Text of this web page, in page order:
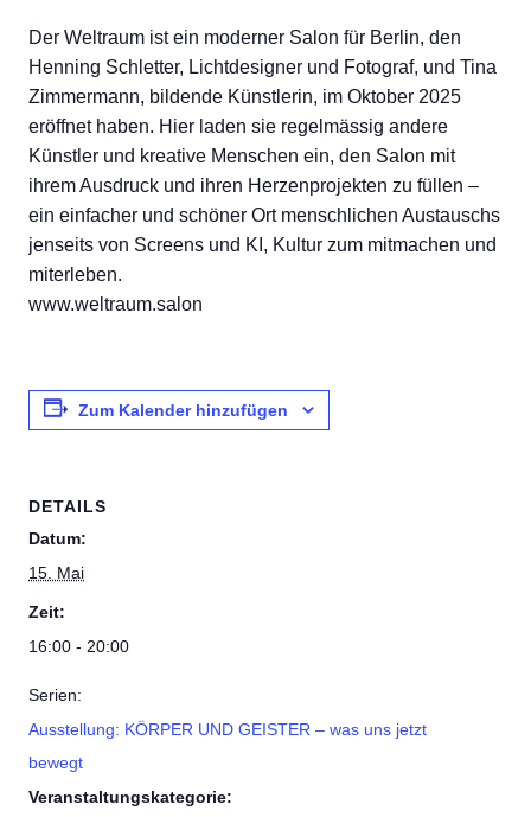
Der Weltraum ist ein moderner Salon für Berlin, den
Henning Schletter, Lichtdesigner und Fotograf, und Tina
Zimmermann, bildende Künstlerin, im Oktober 2025
eröffnet haben. Hier laden sie regelmässig andere
Künstler und kreative Menschen ein, den Salon mit
ihrem Ausdruck und ihren Herzenprojekten zu füllen –
ein einfacher und schöner Ort menschlichen Austauschs
jenseits von Screens und KI, Kultur zum mitmachen und
miterleben.
www.weltraum.salon
Zum Kalender hinzufügen
DETAILS
Datum:
15. Mai
Zeit:
16:00 - 20:00
Serien:
Ausstellung: KÖRPER UND GEISTER – was uns jetzt
bewegt
Veranstaltungskategorie: